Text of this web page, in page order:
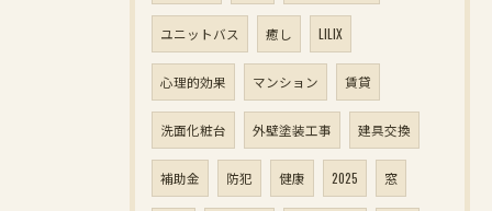
ユニットバス 癒し LILIX
心理的効果 マンション 賃貸
洗面化粧台 外壁塗装工事 建具交換
補助金 防犯 健康 2025 窓